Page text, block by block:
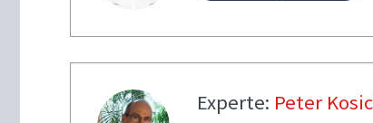
Experte: Peter